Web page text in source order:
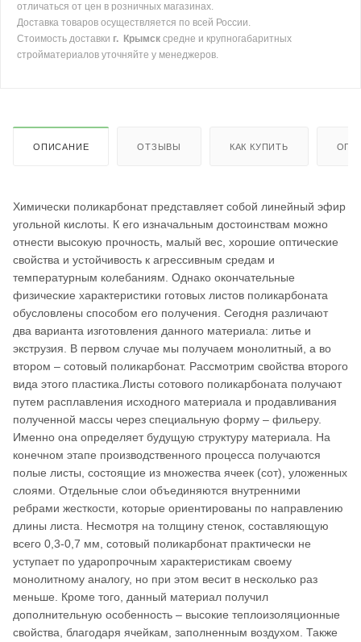
отличаться от цен в розничных магазинах.
Доставка товаров осуществляется по всей России.
Стоимость доставки г. Крымск средне и крупногабаритных
стройматериалов уточняйте у менеджеров.
ОПИСАНИЕ ОТЗЫВЫ КАК КУПИТЬ
Химически поликарбонат представляет собой линейный эфир
угольной кислоты. К его изначальным достоинствам можно
отнести высокую прочность, малый вес, хорошие оптические
свойства и устойчивость к агрессивным средам и
температурным колебаниям. Однако окончательные
физические характеристики готовых листов поликарбоната
обусловлены способом его получения. Сегодня различают
два варианта изготовления данного материала: литье и
экструзия. В первом случае мы получаем монолитный, а во
втором – сотовый поликарбонат. Рассмотрим свойства второго
вида этого пластика.Листы сотового поликарбоната получают
путем расплавления исходного материала и продавливания
полученной массы через специальную форму – фильеру.
Именно она определяет будущую структуру материала. На
конечном этапе производственного процесса получаются
полые листы, состоящие из множества ячеек (сот), уложенных
слоями. Отдельные слои объединяются внутренними
ребрами жесткости, которые ориентированы по направлению
длины листа. Несмотря на толщину стенок, составляющую
всего 0,3-0,7 мм, сотовый поликарбонат практически не
уступает по ударопрочным характеристикам своему
монолитному аналогу, но при этом весит в несколько раз
меньше. Кроме того, данный материал получил
дополнительную особенность – высокие теплоизоляционные
свойства, благодаря ячейкам, заполненным воздухом. Также